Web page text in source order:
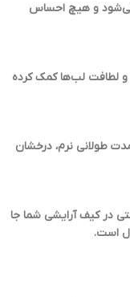
و هیچ احساس
لطافت لب‌ها کمک کرده
مدت طولانی نرم، درخشان
در کیف آرایشی شما جا
است.